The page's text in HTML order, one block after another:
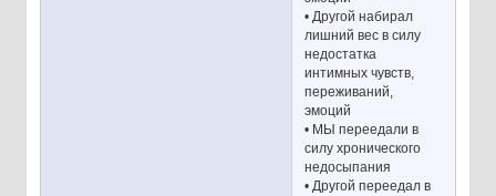
• Другой набирал
лишний вес в силу
недостатка
интимных чувств,
переживаний,
эмоций
• МЫ переедали в
силу хронического
недосыпания
• Другой переедал в